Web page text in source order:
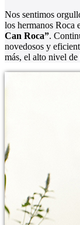
Nos sentimos
los hermanos Roca
Can Roca”.
novedosos y
más, el alto nivel